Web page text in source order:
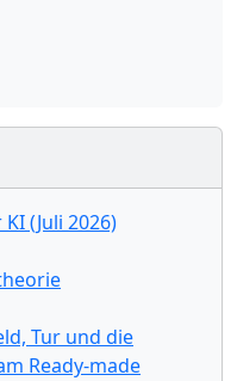
(Juli 2026)
Tur und die
Ready-made